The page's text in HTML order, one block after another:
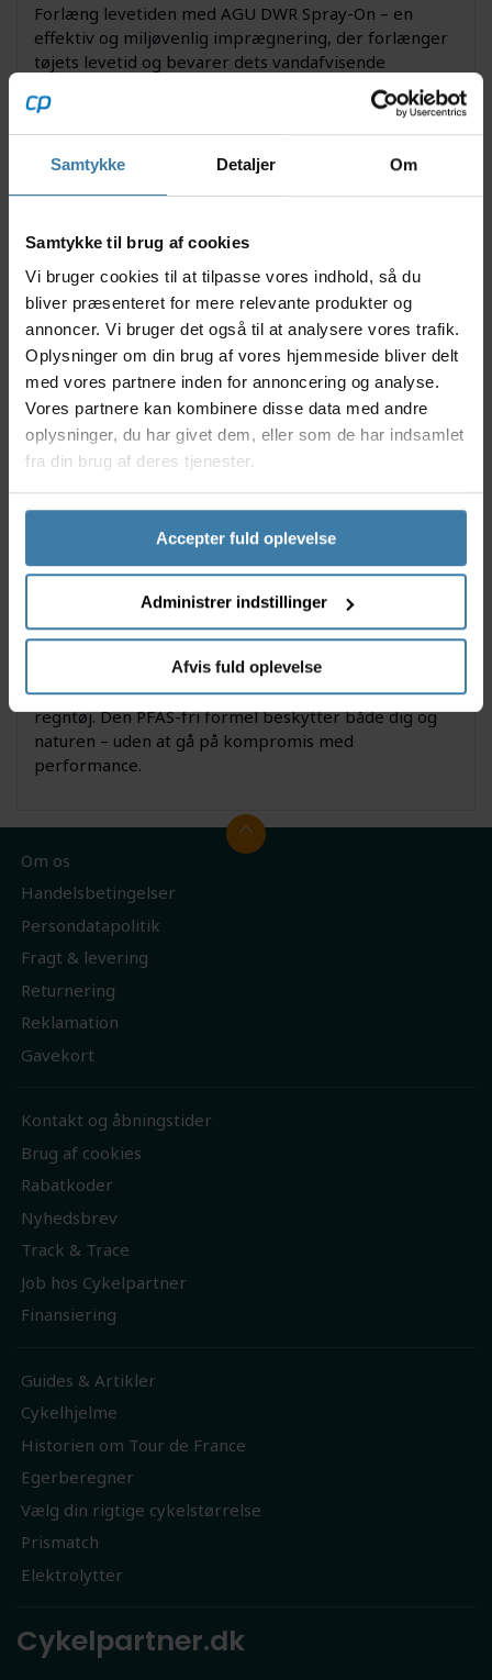
Samtykke Detaljer Om
Samtykke til brug af cookies
Vi bruger cookies til at tilpasse vores indhold, så du
bliver præsenteret for mere relevante produkter og
annoncer. Vi bruger det også til at analysere vores trafik.
Oplysninger om din brug af vores hjemmeside bliver delt
med vores partnere inden for annoncering og analyse.
Vores partnere kan kombinere disse data med andre
oplysninger, du har givet dem, eller som de har indsamlet
fra din brug af deres tjenester.
Accepter fuld oplevelse
Administrer indstillinger
Afvis fuld oplevelse
Forlæng levetiden med AGU DWR Spray-On – en
effektiv og miljøvenlig imprægnering, der forlænger
tøjets levetid og bevarer dets vandafvisende
egenskaber. Sprayen er PFAS-fri og nem at påføre
efter vask, så du hurtigt kan genskabe den vigtige
dråbeeffekt, hvor regn og snavs preller af overfladen.
Nyttige facts
Beskytter mod regn, sne og snavs
Op til 1,5 måneds beskyttelse ved normal brug
Genlukkelig flaske – praktisk og økonomisk
Anvendelse
AGU DWR Spray-On er udviklet til dig, der bruger
regntøj aktivt – hvad enten det er til daglig transport,
cykling eller udendørsaktiviteter i al slags vejr. Efter
vask, hvor sæbe og snavs kan have nedbrudt den
oprindelige imprægnering, giver sprayen dit regntøj
nyt liv og bevarer dets funktionalitet. Følg blot
vaskeanvisningerne, lad tøjet tørre helt, og påfør
sprayen jævnt for optimal effekt.
Derfor skal du vælge AGU DWR Spray-On
imprægningsspray
Med AGU DWR Spray-On får du en enkel og
bæredygtig løsning til at forlænge levetiden på dit
regntøj. Den PFAS-fri formel beskytter både dig og
naturen – uden at gå på kompromis med
performance.
Om os
Handelsbetingelser
Persondatapolitik
Fragt & levering
Returnering
Reklamation
Gavekort
Kontakt og åbningstider
Brug af cookies
Rabatkoder
Nyhedsbrev
Track & Trace
Job hos Cykelpartner
Finansiering
Guides & Artikler
Cykelhjelme
Historien om Tour de France
Egerberegner
Vælg din rigtige cykelstørrelse
Prismatch
Elektrolytter
Cykelpartner.dk